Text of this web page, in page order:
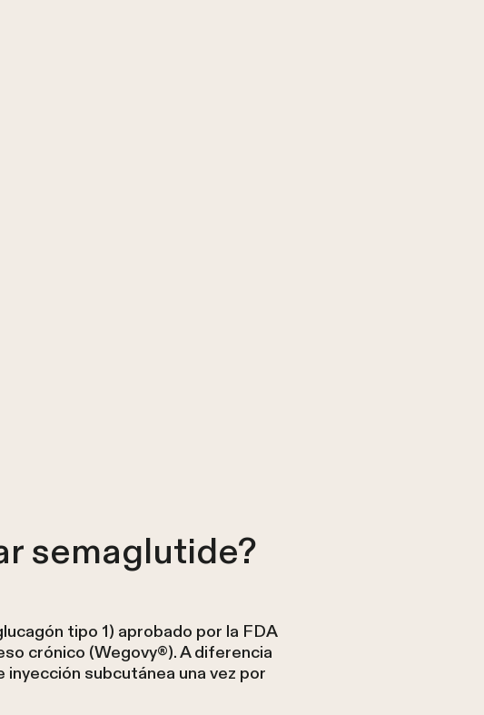
semaglutide?
tipo 1) aprobado por la FDA
crónico (Wegovy®). A diferencia
subcutánea una vez por